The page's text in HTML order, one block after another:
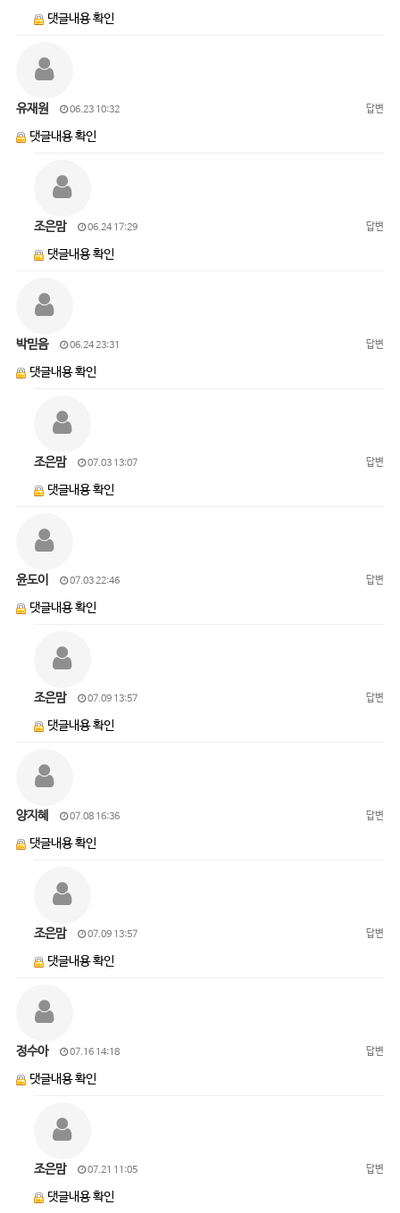
댓글내용 확인
유재원 06.23 10:32 답변
댓글내용 확인
조은맘 06.24 17:29 답변
댓글내용 확인
박믿음 06.24 23:31 답변
댓글내용 확인
조은맘 07.03 13:07 답변
댓글내용 확인
윤도이 07.03 22:46 답변
댓글내용 확인
조은맘 07.09 13:57 답변
댓글내용 확인
양지혜 07.08 16:36 답변
댓글내용 확인
조은맘 07.09 13:57 답변
댓글내용 확인
정수아 07.16 14:18 답변
댓글내용 확인
조은맘 07.21 11:05 답변
댓글내용 확인